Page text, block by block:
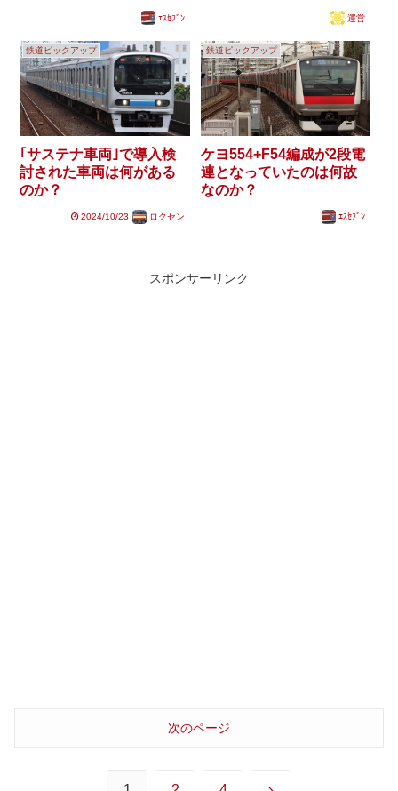
ｴｽｾﾌﾞﾝ 運営
鉄道ピックアップ
｢サステナ車両｣で導入検
討された車両は何がある
のか？
2024/10/23 ロクセン
鉄道ピックアップ
ケヨ554+F54編成が2段電
連となっていたのは何故
なのか？
ｴｽｾﾌﾞﾝ
スポンサーリンク
次のページ